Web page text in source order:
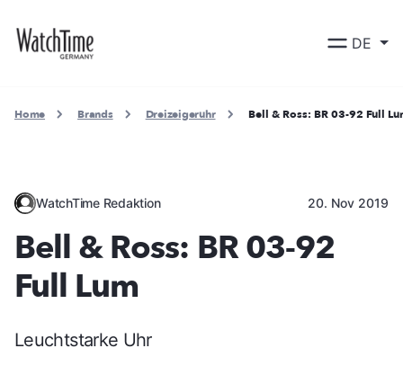
DE
Home Brands Dreizeigeruhr Bell & Ross: BR 03-92 Full
WatchTime Redaktion 20. Nov 2019
Bell & Ross: BR 03-92
Full Lum
Leuchtstarke Uhr